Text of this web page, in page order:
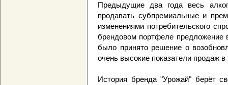
Предыдущие два года весь
продавать субпремиальные и
изменениями потребительского
брендовом портфеле предложение
было принято решение о
очень высокие показатели продаж в
История бренда "Урожай" берёт